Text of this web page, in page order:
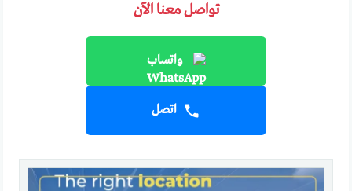
تواصل معنا الآن
واتساب
اتصل